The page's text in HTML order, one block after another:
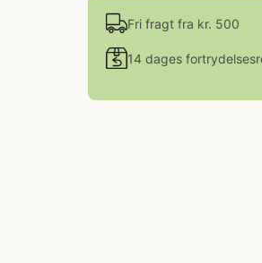
Fri fragt fra kr. 500
14 dages